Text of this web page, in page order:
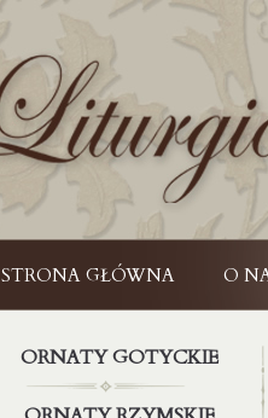
STRONA GŁÓWNA O
ORNATY GOTYCKIE